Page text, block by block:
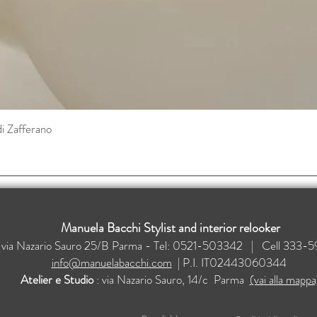
Zafferano
Manuela Bacchi Stylist and interior relooker
Nazario Sauro 25/B Parma - Tel: 0521-503342 | Cell 333-
info@manuelabacchi.com | P.I. IT02443060344
Atelier e Studio: via Nazario Sauro, 14/c Parma (vai alla